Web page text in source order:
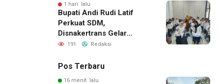
1 hari lalu
Bupati Andi Rudi Latif
Perkuat SDM,
Disnakertrans Gelar
Pelatihan Desain Grafis
191 Redaksi
Pos Terbaru
16 menit lalu